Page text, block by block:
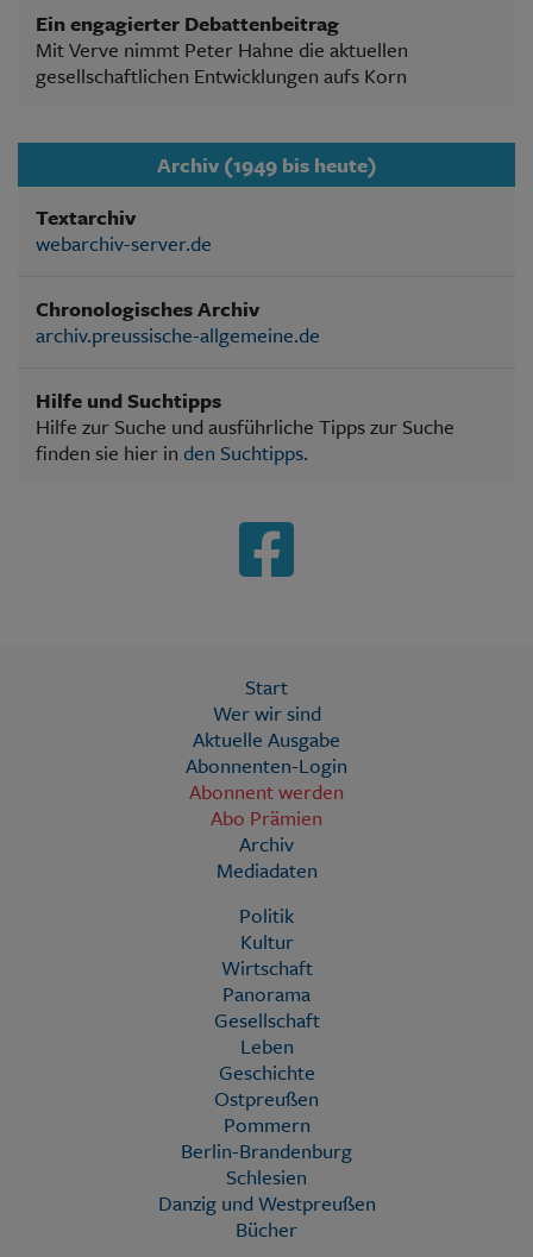
Ein engagierter Debattenbeitrag
Mit Verve nimmt Peter Hahne die aktuellen
gesellschaftlichen Entwicklungen aufs Korn
Archiv (1949 bis heute)
Textarchiv
webarchiv-server.de
Chronologisches Archiv
archiv.preussische-allgemeine.de
Hilfe und Suchtipps
Hilfe zur Suche und ausführliche Tipps zur Suche
finden sie hier in den Suchtipps.
Start
Wer wir sind
Aktuelle Ausgabe
Abonnenten-Login
Abonnent werden
Abo Prämien
Archiv
Mediadaten
Politik
Kultur
Wirtschaft
Panorama
Gesellschaft
Leben
Geschichte
Ostpreußen
Pommern
Berlin-Brandenburg
Schlesien
Danzig und Westpreußen
Bücher